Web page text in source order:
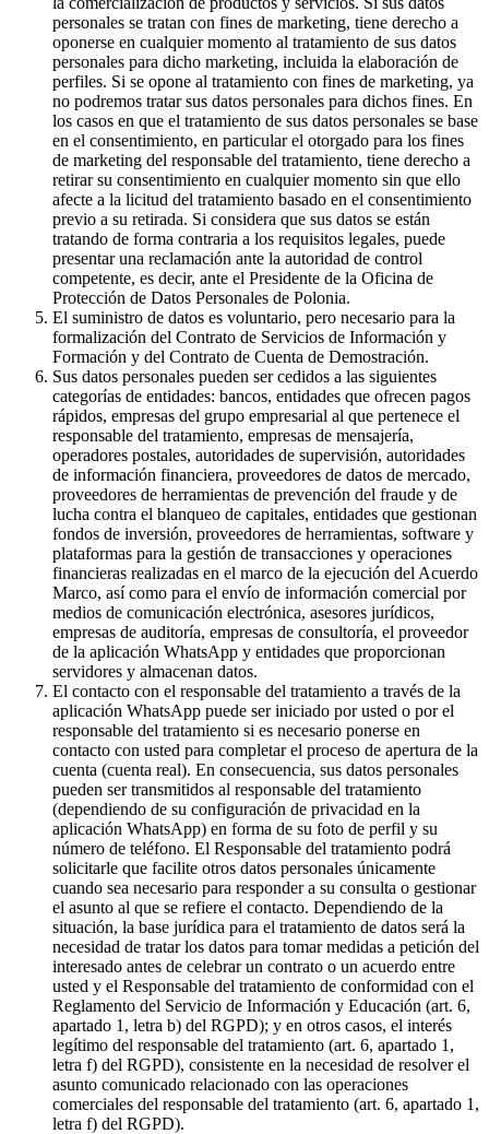
personales se tratan con fines de marketing, tiene derecho a
oponerse en cualquier momento al tratamiento de sus datos
personales para dicho marketing, incluida la elaboración de
perfiles. Si se opone al tratamiento con fines de marketing, ya
no podremos tratar sus datos personales para dichos fines. En
los casos en que el tratamiento de sus datos personales se base
en el consentimiento, en particular el otorgado para los fines
de marketing del responsable del tratamiento, tiene derecho a
retirar su consentimiento en cualquier momento sin que ello
afecte a la licitud del tratamiento basado en el consentimiento
previo a su retirada. Si considera que sus datos se están
tratando de forma contraria a los requisitos legales, puede
presentar una reclamación ante la autoridad de control
competente, es decir, ante el Presidente de la Oficina de
Protección de Datos Personales de Polonia.
El suministro de datos es voluntario, pero necesario para la
formalización del Contrato de Servicios de Información y
Formación y del Contrato de Cuenta de Demostración.
Sus datos personales pueden ser cedidos a las siguientes
categorías de entidades: bancos, entidades que ofrecen pagos
rápidos, empresas del grupo empresarial al que pertenece el
responsable del tratamiento, empresas de mensajería,
operadores postales, autoridades de supervisión, autoridades
de información financiera, proveedores de datos de mercado,
proveedores de herramientas de prevención del fraude y de
lucha contra el blanqueo de capitales, entidades que gestionan
fondos de inversión, proveedores de herramientas, software y
plataformas para la gestión de transacciones y operaciones
financieras realizadas en el marco de la ejecución del Acuerdo
Marco, así como para el envío de información comercial por
medios de comunicación electrónica, asesores jurídicos,
empresas de auditoría, empresas de consultoría, el proveedor
de la aplicación WhatsApp y entidades que proporcionan
servidores y almacenan datos.
El contacto con el responsable del tratamiento a través de la
aplicación WhatsApp puede ser iniciado por usted o por el
responsable del tratamiento si es necesario ponerse en
contacto con usted para completar el proceso de apertura de la
cuenta (cuenta real). En consecuencia, sus datos personales
pueden ser transmitidos al responsable del tratamiento
(dependiendo de su configuración de privacidad en la
aplicación WhatsApp) en forma de su foto de perfil y su
número de teléfono. El Responsable del tratamiento podrá
solicitarle que facilite otros datos personales únicamente
cuando sea necesario para responder a su consulta o gestionar
el asunto al que se refiere el contacto. Dependiendo de la
situación, la base jurídica para el tratamiento de datos será la
necesidad de tratar los datos para tomar medidas a petición del
interesado antes de celebrar un contrato o un acuerdo entre
usted y el Responsable del tratamiento de conformidad con el
Reglamento del Servicio de Información y Educación (art. 6,
apartado 1, letra b) del RGPD); y en otros casos, el interés
legítimo del responsable del tratamiento (art. 6, apartado 1,
letra f) del RGPD), consistente en la necesidad de resolver el
asunto comunicado relacionado con las operaciones
comerciales del responsable del tratamiento (art. 6, apartado 1,
letra f) del RGPD).